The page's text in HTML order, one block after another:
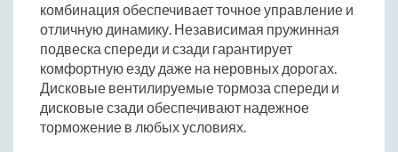
комбинация обеспечивает точное управление и
отличную динамику. Независимая пружинная
подвеска спереди и сзади гарантирует
комфортную езду даже на неровных дорогах.
Дисковые вентилируемые тормоза спереди и
дисковые сзади обеспечивают надежное
торможение в любых условиях.